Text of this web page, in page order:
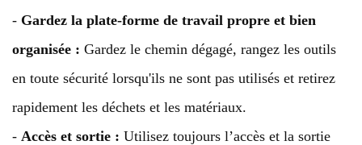
- Gardez la plate-forme de travail propre et bien
organisée : Gardez le chemin dégagé, rangez les outils
en toute sécurité lorsqu'ils ne sont pas utilisés et retirez
rapidement les déchets et les matériaux.
- Accès et sortie : Utilisez toujours l’accès et la sortie